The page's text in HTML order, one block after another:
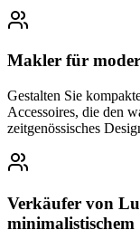
Makler für
Gestalten Sie
Accessoires, die den
zeitgenössisches
Verkäufer von
minimalistischem